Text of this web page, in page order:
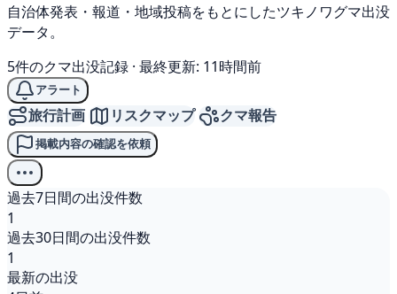
自治体発表・報道・地域投稿をもとにしたツキノワグマ出没
データ。
5件のクマ出没記録 · 最終更新: 11時間前
アラート
旅行計画 リスクマップ クマ報告
掲載内容の確認を依頼
過去7日間の出没件数
1
過去30日間の出没件数
1
最新の出没